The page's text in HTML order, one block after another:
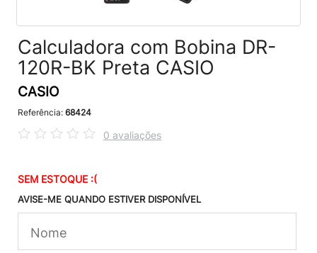
Calculadora com Bobina DR-
120R-BK Preta CASIO
CASIO
Referência: 68424
0 avaliações
SEM ESTOQUE :(
AVISE-ME QUANDO ESTIVER DISPONÍVEL